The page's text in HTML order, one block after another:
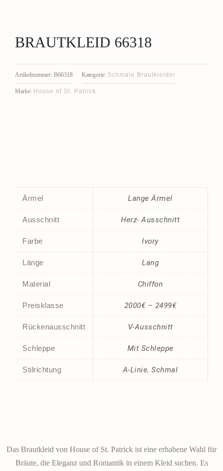
BRAUTKLEID 66318
Artikelnummer: B66318 Kategorie: Schmale Brautkleider
Marke: House of St. Patrick
Ärmel Lange Ärmel
Ausschnitt Herz- Ausschnitt
Farbe Ivory
Länge Lang
Material Chiffon
Preisklasse 2000€ – 2499€
Rückenausschnitt V-Ausschnitt
Schleppe Mit Schleppe
Stilrichtung A-Linie,Schmal
Das Brautkleid von House of St. Patrick ist eine erhabene Wahl für
Bräute, die Eleganz und Romantik in einem Kleid suchen. Es